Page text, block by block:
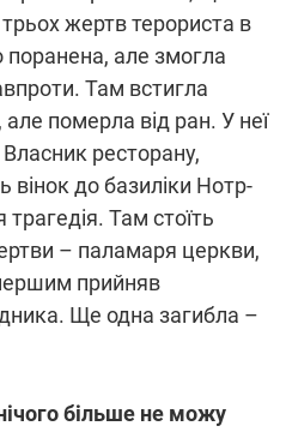
жертв терориста в
поранена, але змогла
Там встигла
померла від ран. У неї
ресторану,
вінок до базиліки Нотр-
Там стоїть
– паламаря церкви,
прийняв
Ще одна загибла –
більше не можу